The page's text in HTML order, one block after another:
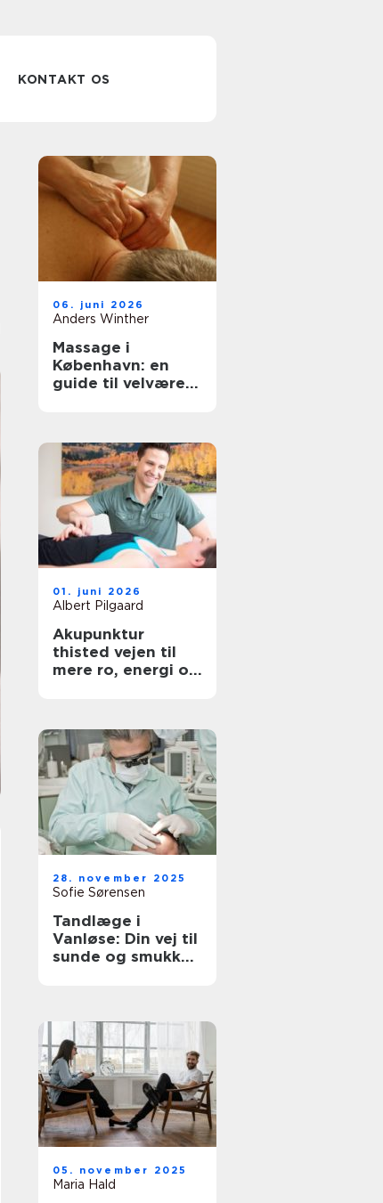
KONTAKT OS
06. juni 2026
Anders Winther
Massage i
København: en
guide til velvære i
01. juni 2026
Albert Pilgaard
Akupunktur
thisted vejen til
mere ro, energi og
28. november 2025
Sofie Sørensen
Tandlæge i
Vanløse: Din vej til
sunde og smukke
05. november 2025
Maria Hald